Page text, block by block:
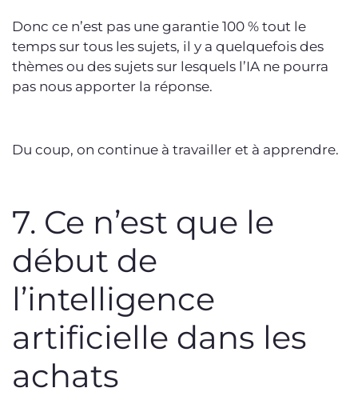
Donc ce n’est pas une garantie 100 % tout le
temps sur tous les sujets, il y a quelquefois des
thèmes ou des sujets sur lesquels l’IA ne pourra
pas nous apporter la réponse.
Du coup, on continue à travailler et à apprendre.
7. Ce n’est que le
début de
l’intelligence
artificielle dans les
achats